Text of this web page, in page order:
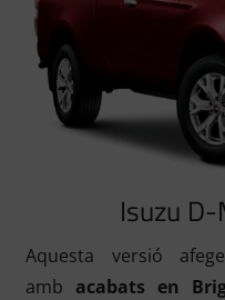
Isuzu
Aquesta versió
amb acabats en